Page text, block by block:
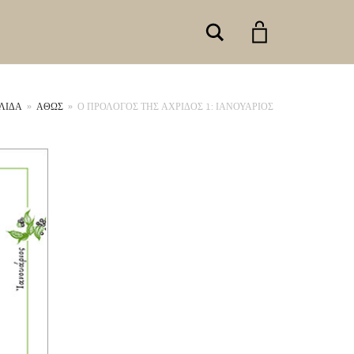
Search
» ΑΘΩΣ » Ο ΠΡΟΛΟΓΟΣ ΤΗΣ ΑΧΡΙΔΟΣ 1: ΙΑΝΟΥΑΡΙΟΣ